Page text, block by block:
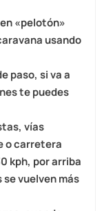
«pelotón»
usando
paso, si va a
te puedes
vías
o carretera
kph, por arriba
vuelven más